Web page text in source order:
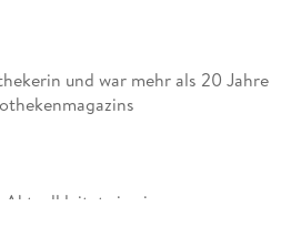
und war mehr als 20 Jahre
leitet sie ein neues